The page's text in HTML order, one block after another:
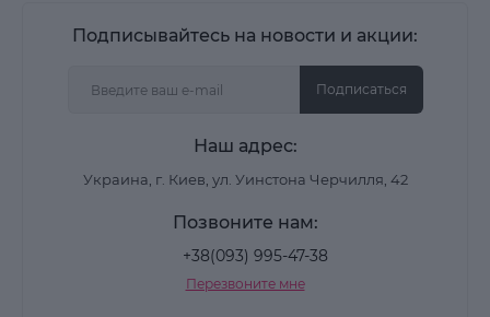
Подписывайтесь на новости и акции:
Подписаться
Наш адрес:
Украина, г. Киев, ул. Уинстона Черчилля, 42
Позвоните нам:
+38(093) 995-47-38
Перезвоните мне